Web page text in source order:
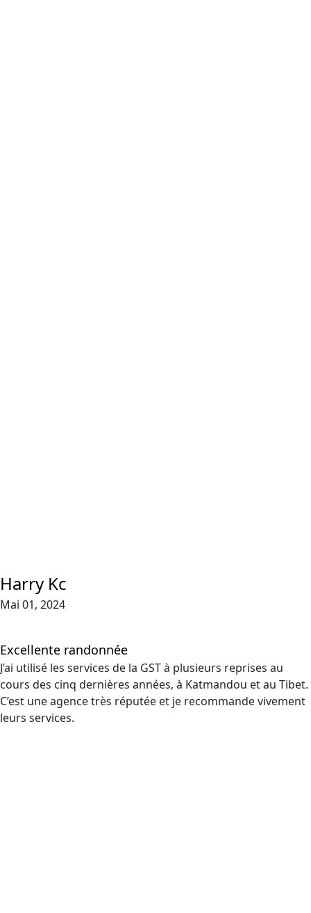
Harry Kc
Mai 01, 2024
Excellente randonnée
J’ai utilisé les services de la GST à plusieurs reprises au
cours des cinq dernières années, à Katmandou et au Tibet.
C’est une agence très réputée et je recommande vivement
leurs services.